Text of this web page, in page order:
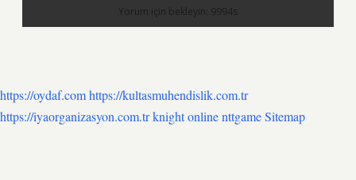
https://oydaf.comhttps://kultasmuhendislik.com.tr
https://iyaorganizasyon.com.trknight onlinenttgameSitemap